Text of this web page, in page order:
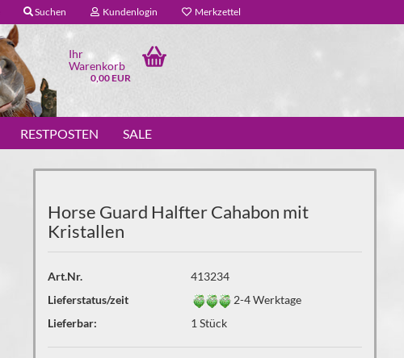
Suchen Kundenlogin Merkzettel
Ihr
Warenkorb
0,00 EUR
RESTPOSTEN SALE
Horse Guard Halfter Cahabon mit
Kristallen
Art.Nr.
413234
Lieferstatus/zeit
2-4 Werktage
Lieferbar:
1Stück